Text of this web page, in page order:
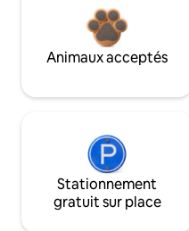
Animaux acceptés
Stationnement
gratuit sur place